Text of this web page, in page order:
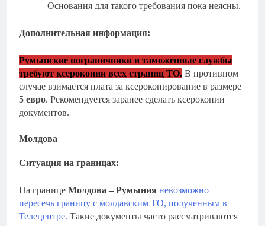
Основания для такого требования пока неясны.
Дополнительная информация:
Румынские пограничники и таможенные службы
требуют ксерокопии всех страниц ТО. В противном
случае взимается плата за ксерокопирование в размере
5 евро. Рекомендуется заранее сделать ксерокопии
документов.
Молдова
Ситуация на границах:
На границе Молдова – Румыния невозможно
пересечь границу с молдавским ТО, полученным в
Телецентре. Такие документы часто рассматриваются